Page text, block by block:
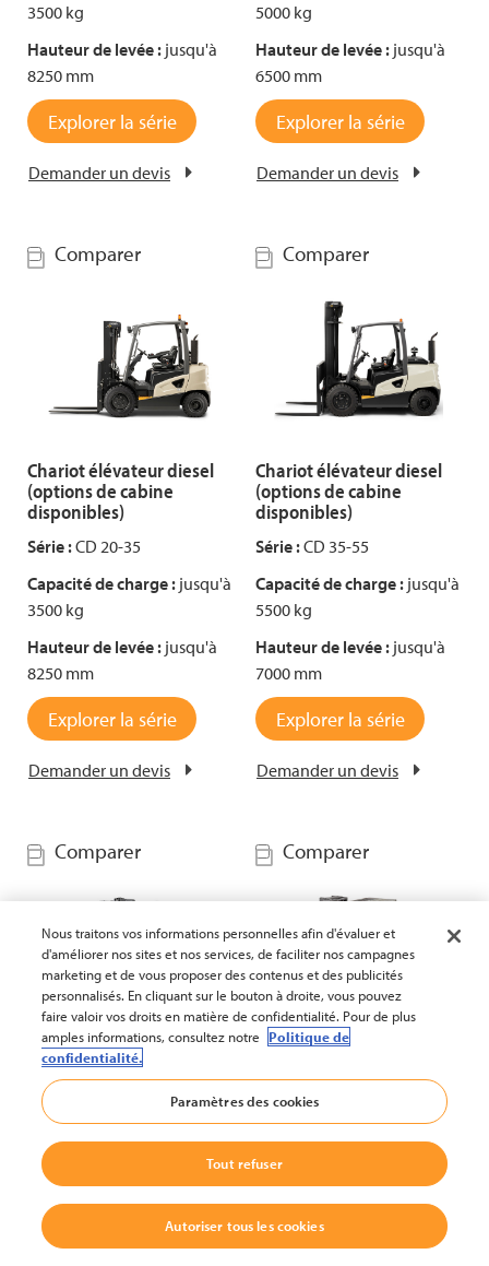
3500 kg
Hauteur de levée : jusqu'à
8250 mm
Explorer la série
Demander un devis
5000 kg
Hauteur de levée : jusqu'à
6500 mm
Explorer la série
Demander un devis
Comparer
Chariot élévateur diesel
(options de cabine
disponibles)
Série :CD 20-35
Capacité de charge : jusqu'à
3500 kg
Hauteur de levée : jusqu'à
8250 mm
Explorer la série
Demander un devis
Comparer
Chariot élévateur diesel
(options de cabine
disponibles)
Série :CD 35-55
Capacité de charge : jusqu'à
5500 kg
Hauteur de levée : jusqu'à
7000 mm
Explorer la série
Demander un devis
Comparer
Chariot élévateur GPL
(options de cabine
disponibles)
Série :CG 20-35
Capacité de charge :jusqu'à
3500 kg
Hauteur de levée :jusqu'à
Comparer
(options de cabine
disponibles)
Série :CG 35-55
Capacité de charge :jusqu'à
5500 kg
Hauteur de levée :jusqu'à
Nous traitons vos informations personnelles afin d'évaluer et
d'améliorer nos sites et nos services, de faciliter nos campagnes
marketing et de vous proposer des contenus et des publicités
personnalisés. En cliquant sur le bouton à droite, vous pouvez
faire valoir vos droits en matière de confidentialité. Pour de plus
amples informations, consultez notre Politique de
confidentialité.
Paramètres des cookies
Tout refuser
Autoriser tous les cookies